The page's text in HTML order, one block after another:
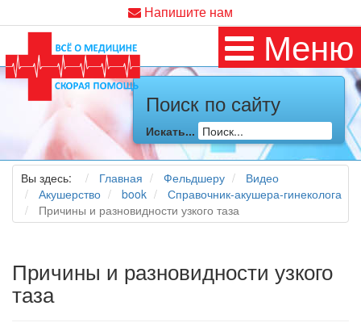
Напишите нам
Меню
Поиск по сайту
Искать...
Вы здесь: Главная Фельдшеру
Видео
Акушерство
book
Справочник-акушера-гинеколога
Причины и разновидности узкого таза
Причины и разновидности узкого
таза